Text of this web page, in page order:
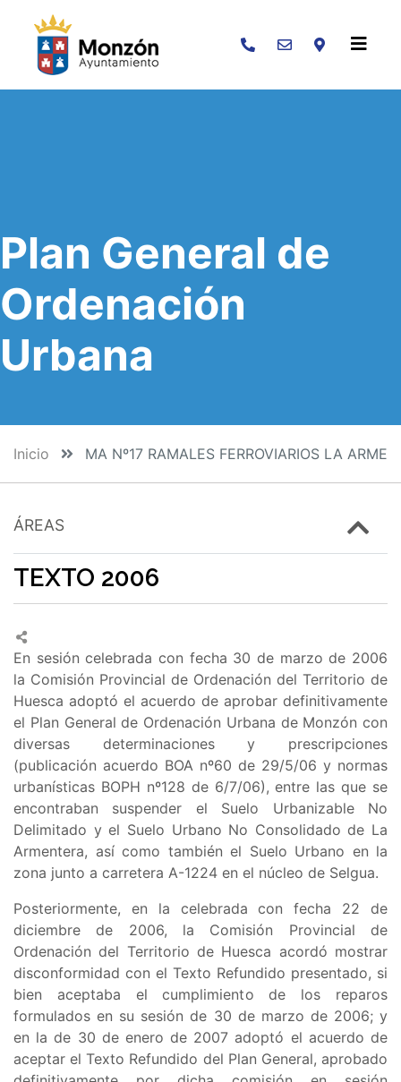
Buscar
Plan General de
Ordenación
Urbana
Inicio MA Nº17 RAMALES FERROVIARIOS LA
ÁREAS
TEXTO 2006
En sesión celebrada con fecha 30 de marzo de 2006
la Comisión Provincial de Ordenación del Territorio de
Huesca adoptó el acuerdo de aprobar definitivamente
el Plan General de Ordenación Urbana de Monzón con
diversas determinaciones y prescripciones
(publicación acuerdo BOA nº60 de 29/5/06 y normas
urbanísticas BOPH nº128 de 6/7/06), entre las que se
encontraban suspender el Suelo Urbanizable No
Delimitado y el Suelo Urbano No Consolidado de La
Armentera, así como también el Suelo Urbano en la
zona junto a carretera A-1224 en el núcleo de Selgua.
Posteriormente, en la celebrada con fecha 22 de
diciembre de 2006, la Comisión Provincial de
Ordenación del Territorio de Huesca acordó mostrar
disconformidad con el Texto Refundido presentado, si
bien aceptaba el cumplimiento de los reparos
formulados en su sesión de 30 de marzo de 2006; y
en la de 30 de enero de 2007 adoptó el acuerdo de
aceptar el Texto Refundido del Plan General, aprobado